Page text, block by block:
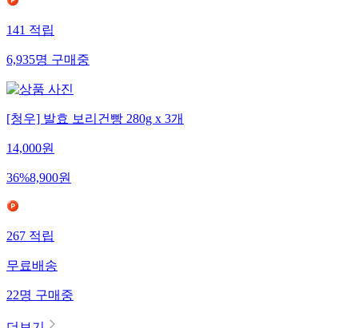
141적립
6,935명구매중
[청우] 발효 보리건빵 280g x 3개
14,000원
36%8,900원
267적립
무료배송
22명구매중